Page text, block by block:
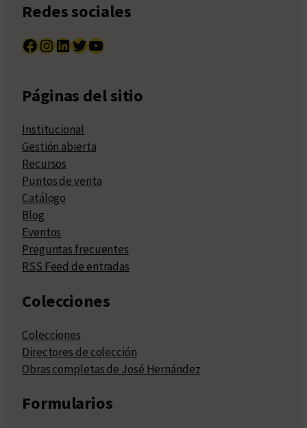
Redes sociales
Facebook InstagramLinkedIn Twitter YouTube
Páginas del sitio
Institucional
Gestión abierta
Recursos
Puntos de venta
Catálogo
Blog
Eventos
Preguntas frecuentes
RSS Feed de entradas
Colecciones
Colecciones
Directores de colección
Obras completas de José Hernández
Formularios